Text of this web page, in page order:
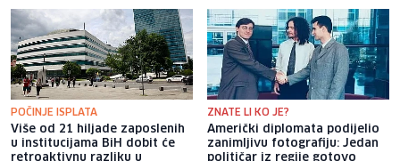
POČINJE ISPLATA
Više od 21 hiljade zaposlenih
u institucijama BiH dobit će
retroaktivnu razliku u
ZNATE LI KO JE?
Američki diplomata podijelio
zanimljivu fotografiju: Jedan
političar iz regije gotovo